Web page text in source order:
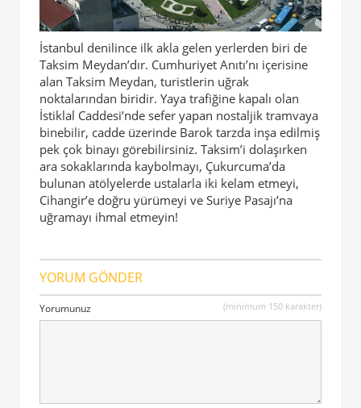
İstanbul denilince ilk akla gelen yerlerden biri de
Taksim Meydan’dır. Cumhuriyet Anıtı’nı içerisine
alan Taksim Meydan, turistlerin uğrak
noktalarından biridir. Yaya trafiğine kapalı olan
İstiklal Caddesi’nde sefer yapan nostaljik tramvaya
binebilir, cadde üzerinde Barok tarzda inşa edilmiş
pek çok binayı görebilirsiniz. Taksim’i dolaşırken
ara sokaklarında kaybolmayı, Çukurcuma’da
bulunan atölyelerde ustalarla iki kelam etmeyi,
Cihangir’e doğru yürümeyi ve Suriye Pasajı’na
uğramayı ihmal etmeyin!
YORUM GÖNDER
Yorumunuz (minimum 150 karakter)